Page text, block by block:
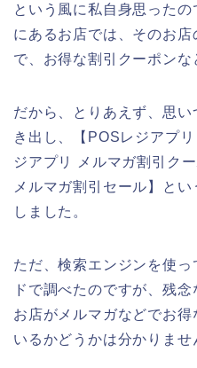
という風に私自身思った
にあるお店では、そのお
で、お得な割引クーポンな
だから、とりあえず、思
き出し、【POSレジアプ
ジアプリ メルマガ割引ク
メルマガ割引セール】と
しました。
ただ、検索エンジンを使
ドで調べたのですが、残
お店がメルマガなどでお
いるかどうかは分かりませ